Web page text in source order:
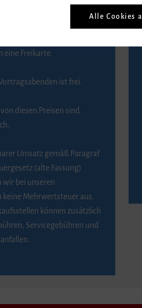
von Menschen mit
die das Merkzeichen
eine Freikarte.
ist frei.
diesen Preisen sind
Umsatz gemäß Paragraf
(alte Fassung)
wir bei unseren
keine Mehrwertsteuer aus.
können zusätzlich
Servicegebühren und
Alle Cookies